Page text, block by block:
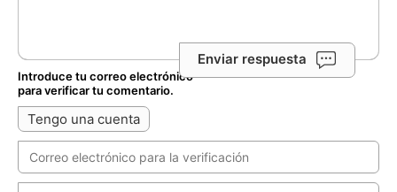
Enviar respuesta
Introduce tu correo electrónico
para verificar tu comentario.
Tengo una cuenta